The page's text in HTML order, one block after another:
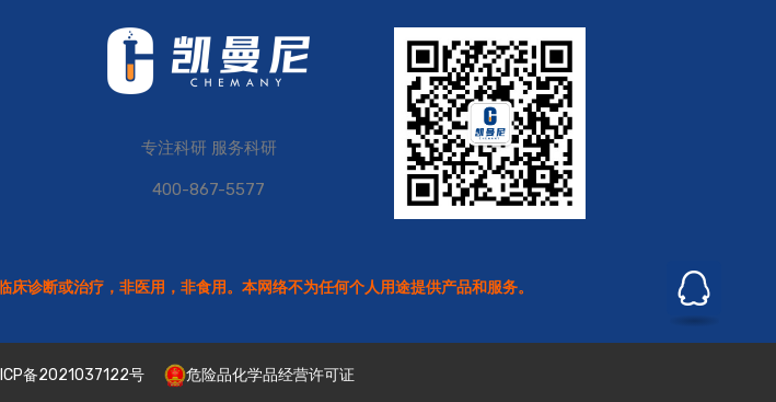
专注科研 服务科研
400-867-5577
诊断或治疗，非医用，非食用。本网络不为任何个人用途提供产品和服务。
备2021037122号 危险品化学品经营许可证